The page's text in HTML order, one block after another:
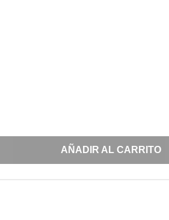
AÑADIR AL CARRITO